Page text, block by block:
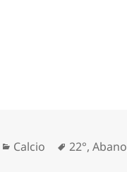
Categories
Calcio Tags
22°,Abano